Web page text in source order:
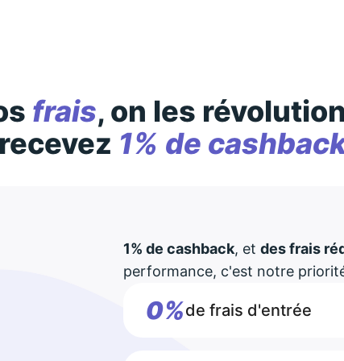
frais, on les
1% de
1% de cashback, et des frais
performance, c'est notre
0%de frais d'entrée